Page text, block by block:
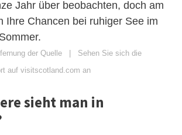
Jahr über beobachten, doch am
Ihre Chancen bei ruhiger See im
der Quelle | Sehen Sie sich die
auf visitscotland.com an
sieht man in